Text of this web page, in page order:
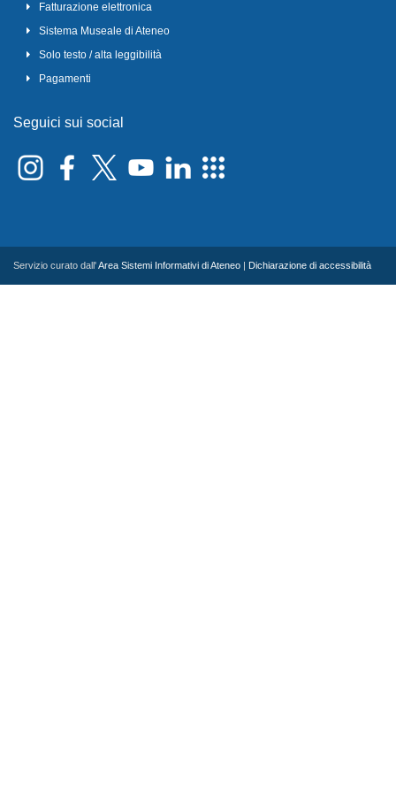
Fatturazione elettronica
Sistema Museale di Ateneo
Solo testo / alta leggibilità
Pagamenti
Seguici sui social
Servizio curato dall'Area Sistemi Informativi di Ateneo Dichiarazione di accessibilità